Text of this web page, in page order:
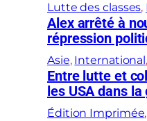
Lutte des classes,
Alex arrêté à
répression
Asie, International,
Entre lutte et
les USA dans
Édition Imprimée,